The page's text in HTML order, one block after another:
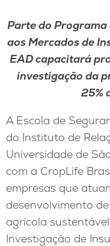
Parte do Programa
aos Mercados de
EAD capacitará
investigação da
25%
A Escola de
do Instituto de
Universidade de
com a CropLife
empresas que
desenvolvimento
agrícola
Investigação de